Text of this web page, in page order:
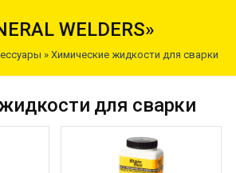
WELDERS»
» Химические жидкости для сварки
для сварки